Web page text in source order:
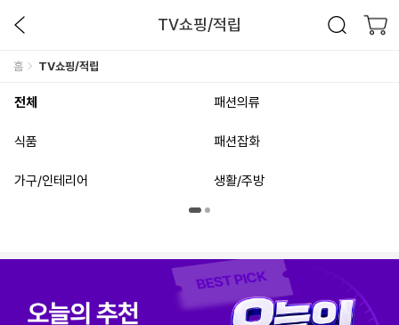
TV쇼핑/적립
홈 TV쇼핑/적립
전체 패션의류
식품 패션잡화
가구/인테리어 생활/주방